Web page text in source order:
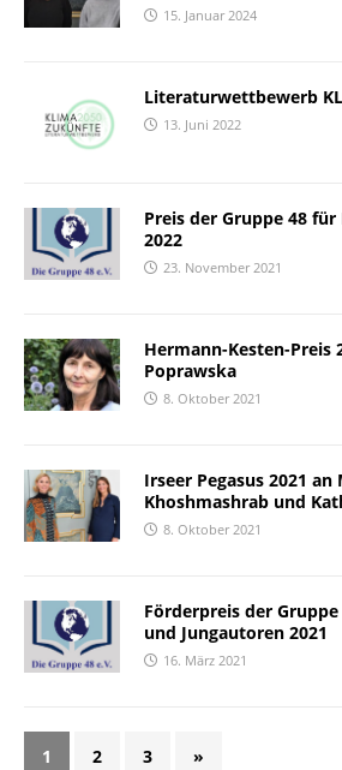
15. Januar 2024
Literaturwettbewerb
13. Juni 2022
Preis der Gruppe 48
2022
23. November 2021
Hermann-Kesten-Preis
Poprawska
8. Oktober 2021
Irseer Pegasus 2021 an
Khoshmashrab und
8. Oktober 2021
Förderpreis der
und Jungautoren 2021
16. März 2021
1 2 3 »